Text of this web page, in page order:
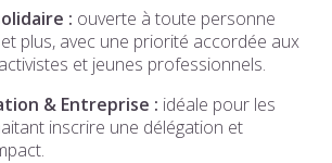
: ouverte à toute personne
plus, avec une priorité accordée aux
et jeunes professionnels.
& Entreprise : idéale pour les
inscrire une délégation et